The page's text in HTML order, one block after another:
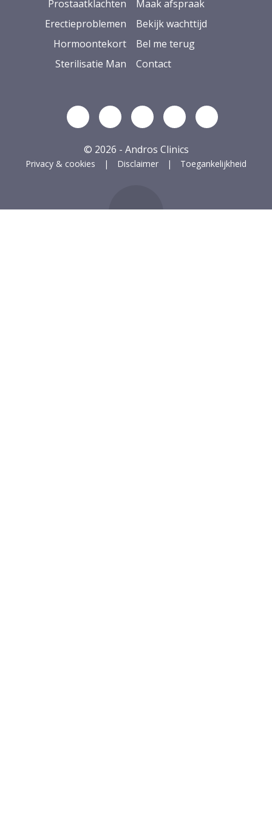
Prostaatklachten
Erectieproblemen
Hormoontekort
Sterilisatie Man
Maak afspraak
Bekijk wachttijd
Bel me terug
Contact
Volg ons op Linkedin
Volg ons op YouTube
Volg ons op Facebook
Volg ons op
Volg ons
© 2026 - Andros Clinics
Privacy & cookies Disclaimer Toegankelijkheid
naar boven